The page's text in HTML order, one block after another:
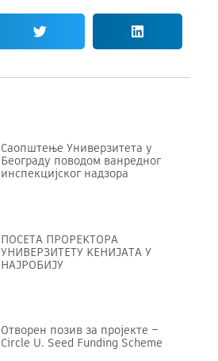
Саопштење Универзитета у
Београду поводом ванредног
инспекцијског надзора
ПОСЕТА ПРОРЕKТОРА
УНИВЕРЗИТЕТУ KЕНИЈАТА У
НАЈРОБИЈУ
Отворен позив за пројекте –
Circle U. Seed Funding Scheme